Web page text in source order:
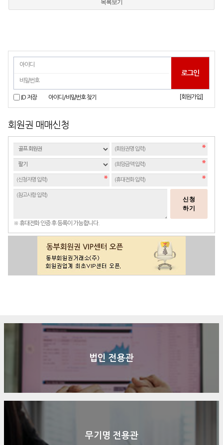
목록보기
ID 저장 아이디/비밀번호 찾기 [회원가입]
회원권 매매신청
신청
하기
※ 휴대전화 인증 후 등록이 가능합니다.
구매문의 상담신청
법인 전용관
무기명 전용관